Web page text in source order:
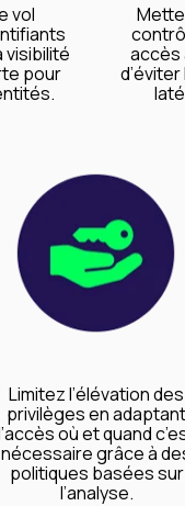
vol
visibilité
pour
accès
Limitez l’élévation des
privilèges en adaptant
où et quand
nécessaire grâce à
politiques basées sur
l’analyse.